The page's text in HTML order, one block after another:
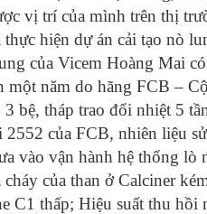
vị trí của mình trên thị
hiện dự án cải tạo nò
của Vicem Hoàng Mai
một năm do hãng FCB –
bệ, tháp trao đổi nhiệt 5
của FCB, nhiên liệu
vào vận hành hệ thống
của than ở Calciner
C1 thấp; Hiệu suất thu